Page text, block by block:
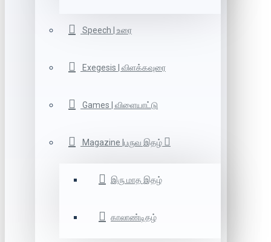
Speech | உரை
Exegesis | விளக்கவுரை
Games | விளையாட்டு
Magazine |பருவ இதழ்
இரு மாத இதழ்
காலாண்டிதழ்